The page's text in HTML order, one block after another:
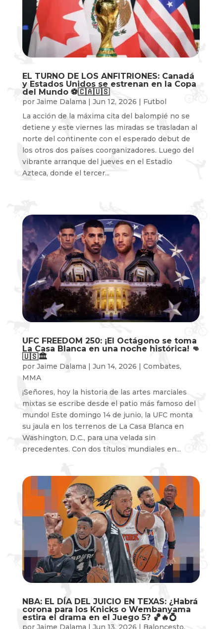
EL TURNO DE LOS ANFITRIONES: Canadá
y Estados Unidos se estrenan en la Copa
del Mundo ⚽️🇨🇦🇺🇸
por Jaime Dalama | Jun 12, 2026 | Futbol
La acción de la máxima cita del balompié no se
detiene y este viernes las miradas se trasladan al
norte del continente con el esperado debut de
los otros dos países coorganizadores. Luego del
vibrante arranque del jueves en el Estadio
Azteca, donde el tercer...
UFC FREEDOM 250: ¡El Octágono se toma
La Casa Blanca en una noche histórica! 👊
🇺🇸🏛️
por Jaime Dalama | Jun 14, 2026 | Combates,
MMA
¡Señores, hoy la historia de las artes marciales
mixtas se escribe desde el patio más famoso del
mundo! Este domingo 14 de junio, la UFC monta
su jaula en los terrenos de La Casa Blanca en
Washington, D.C., para una velada sin
precedentes. Con dos títulos mundiales en...
NBA: EL DÍA DEL JUICIO EN TEXAS: ¿Habrá
corona para los Knicks o Wembanyama
estira el drama en el Juego 5? 🏀🔥💍
por Jaime Dalama | Jun 13, 2026 | Baloncesto,